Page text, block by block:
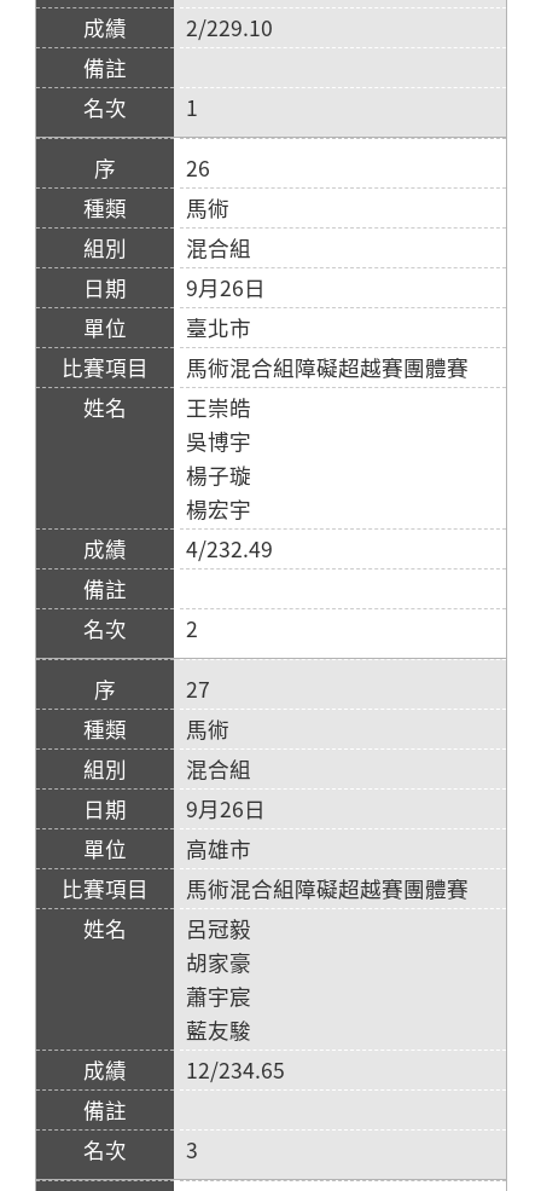
2/229.10
1
26
馬術
混合組
9月26日
臺北市
馬術混合組障礙超越賽團體賽
王崇皓
吳博宇
楊子璇
楊宏宇
4/232.49
2
27
馬術
混合組
9月26日
高雄市
馬術混合組障礙超越賽團體賽
呂冠毅
胡家豪
蕭宇宸
藍友駿
12/234.65
3